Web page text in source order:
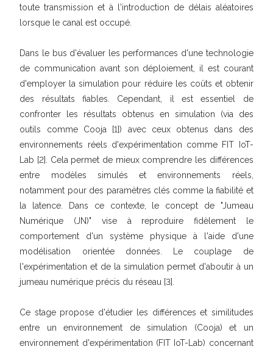
toute transmission et à l'introduction de délais aléatoires
lorsque le canal est occupé.
Dans le bus d'évaluer les performances d'une technologie
de communication avant son déploiement, il est courant
d'employer la simulation pour réduire les coûts et obtenir
des résultats fiables. Cependant, il est essentiel de
confronter les résultats obtenus en simulation (via des
outils comme Cooja [1]) avec ceux obtenus dans des
environnements réels d'expérimentation comme FIT IoT-
Lab [2]. Cela permet de mieux comprendre les différences
entre modèles simulés et environnements réels,
notamment pour des paramètres clés comme la fiabilité et
la latence. Dans ce contexte, le concept de "Jumeau
Numérique (JN)" vise à reproduire fidèlement le
comportement d'un système physique à l'aide d'une
modélisation orientée données. Le couplage de
l'expérimentation et de la simulation permet d'aboutir à un
jumeau numérique précis du réseau [3].
Ce stage propose d'étudier les différences et similitudes
entre un environnement de simulation (Cooja) et un
environnement d'expérimentation (FIT IoT-Lab) concernant